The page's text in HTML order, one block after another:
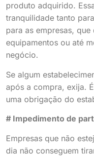
produto adquirido.
tranquilidade tanto
para as empresas,
equipamentos ou até
negócio.
Se algum
após a compra, exija.
uma obrigação do
# Impedimento de
Empresas que não
dia não conseguem